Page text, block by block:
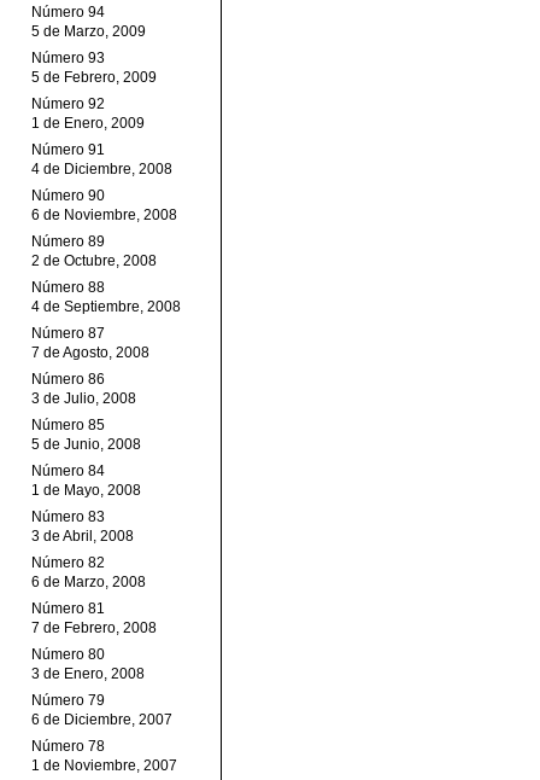
Número 94
5 de Marzo, 2009
Número 93
5 de Febrero, 2009
Número 92
1 de Enero, 2009
Número 91
4 de Diciembre, 2008
Número 90
6 de Noviembre, 2008
Número 89
2 de Octubre, 2008
Número 88
4 de Septiembre, 2008
Número 87
7 de Agosto, 2008
Número 86
3 de Julio, 2008
Número 85
5 de Junio, 2008
Número 84
1 de Mayo, 2008
Número 83
3 de Abril, 2008
Número 82
6 de Marzo, 2008
Número 81
7 de Febrero, 2008
Número 80
3 de Enero, 2008
Número 79
6 de Diciembre, 2007
Número 78
1 de Noviembre, 2007